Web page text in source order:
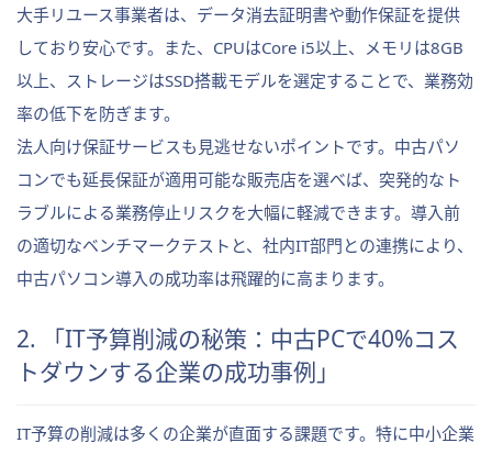
大手リユース事業者は、データ消去証明書や動作保証を提供
しており安心です。また、CPUはCore i5以上、メモリは8GB
以上、ストレージはSSD搭載モデルを選定することで、業務効
率の低下を防ぎます。
法人向け保証サービスも見逃せないポイントです。中古パソ
コンでも延長保証が適用可能な販売店を選べば、突発的なト
ラブルによる業務停止リスクを大幅に軽減できます。導入前
の適切なベンチマークテストと、社内IT部門との連携により、
中古パソコン導入の成功率は飛躍的に高まります。
2. 「IT予算削減の秘策：中古PCで40%コス
トダウンする企業の成功事例」
IT予算の削減は多くの企業が直面する課題です。特に中小企業